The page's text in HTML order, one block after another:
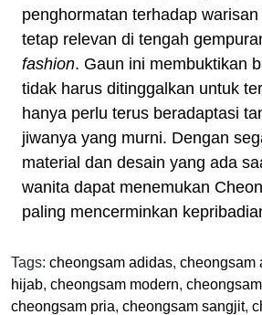
penghormatan terhadap
tetap relevan di tengah
fashion. Gaun ini membuktikan
tidak harus ditinggalkan untuk
hanya perlu terus beradaptasi
jiwanya yang murni. Dengan
material dan desain yang ada
wanita dapat menemukan
paling mencerminkan
Tags: cheongsam adidas, cheongsam
hijab, cheongsam modern,
cheongsam pria, cheongsam sangjit,